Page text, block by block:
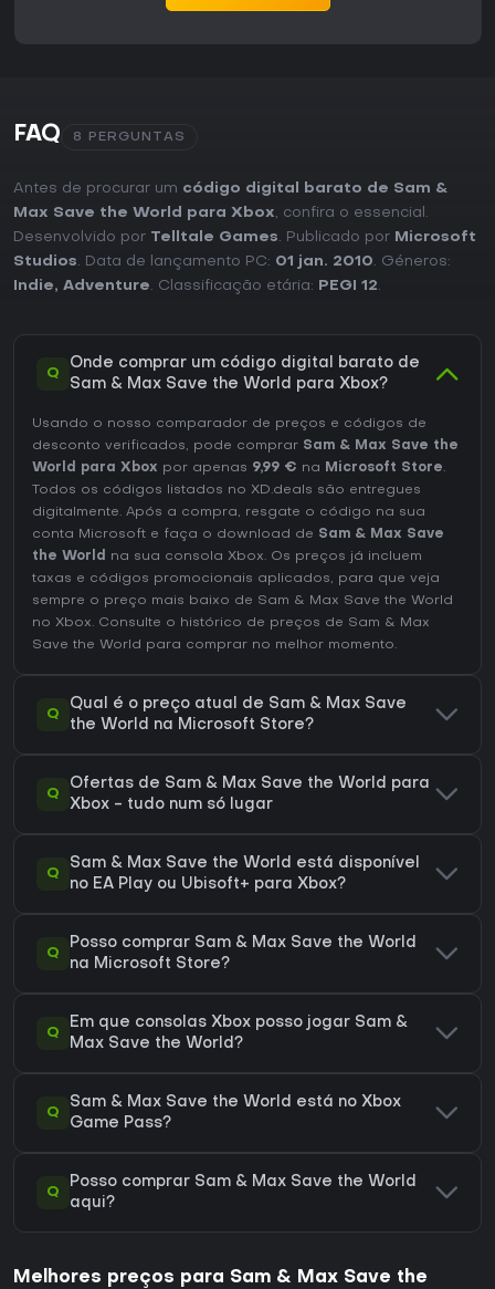
FAQ 8 PERGUNTAS
Antes de procurar um código digital barato de Sam &
Max Save the World para Xbox, confira o essencial.
Desenvolvido por Telltale Games. Publicado por Microsoft
Studios. Data de lançamento PC: 01 jan. 2010. Géneros:
Indie, Adventure. Classificação etária: PEGI 12.
Q
Onde comprar um código digital barato de
Sam & Max Save the World para Xbox?
Usando o nosso comparador de preços e códigos de
desconto verificados, pode comprar Sam & Max Save the
World para Xbox por apenas 9,99 € na Microsoft Store.
Todos os códigos listados no XD.deals são entregues
digitalmente. Após a compra, resgate o código na sua
conta Microsoft e faça o download de Sam & Max Save
the World
na sua consola Xbox. Os preços já incluem
taxas e códigos promocionais aplicados, para que veja
sempre o preço mais baixo de Sam & Max Save the World
no Xbox. Consulte o histórico de preços de Sam & Max
Save the World para comprar no melhor momento.
Q
Qual é o preço atual de Sam & Max Save
the World na Microsoft Store?
Q
Ofertas de Sam & Max Save the World para
Xbox - tudo num só lugar
Q
Sam & Max Save the World está disponível
no EA Play ou Ubisoft+ para Xbox?
Q
Posso comprar Sam & Max Save the World
na Microsoft Store?
Q
Em que consolas Xbox posso jogar Sam &
Max Save the World?
Q
Sam & Max Save the World está no Xbox
Game Pass?
Q
Posso comprar Sam & Max Save the World
aqui?
Melhores preços para Sam & Max Save the